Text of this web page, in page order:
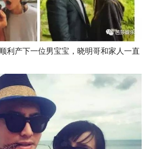
利产下一位男宝宝，晓明哥和家人一直